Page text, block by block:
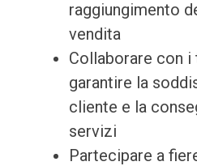
raggiungimento
vendita
Collaborare con
garantire la
cliente e la
servizi
Partecipare a